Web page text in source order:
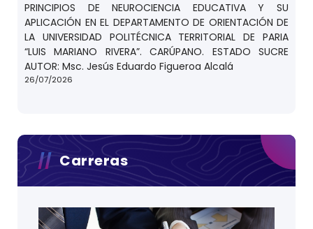
PRINCIPIOS DE NEUROCIENCIA EDUCATIVA Y SU
APLICACIÓN EN EL DEPARTAMENTO DE ORIENTACIÓN DE
LA UNIVERSIDAD POLITÉCNICA TERRITORIAL DE PARIA
“LUIS MARIANO RIVERA”. CARÚPANO. ESTADO SUCRE
AUTOR: Msc. Jesús Eduardo Figueroa Alcalá
26/07/2026
Carreras